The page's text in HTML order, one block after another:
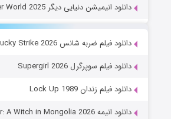
دانلود انیمیشن دنیایی دیگر Another World 2025
دانلود فیلم ضربه شانس Lucky Strike 2026
دانلود فیلم سوپرگرل Supergirl 2026
دانلود فیلم زندان Lock Up 1989
دانلود انیمه Jaadugar: A Witch in Mongolia 2026